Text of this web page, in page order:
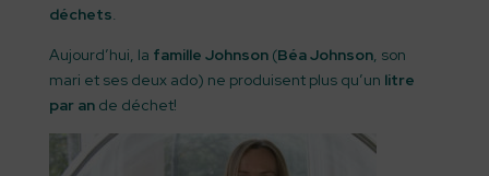
déchets.
Aujourd’hui, la famille Johnson(Béa Johnson, son
mari et ses deux ado) ne produisent plus qu’un litre
par ande déchet!